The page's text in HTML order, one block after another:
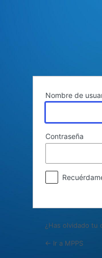
Nombre de
Contraseña
¿Has olvidado tu
← Ir a MPPS